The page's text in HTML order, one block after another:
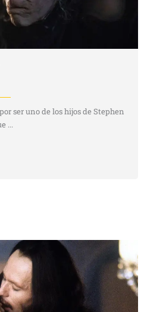
ser uno de los hijos de Stephen
...